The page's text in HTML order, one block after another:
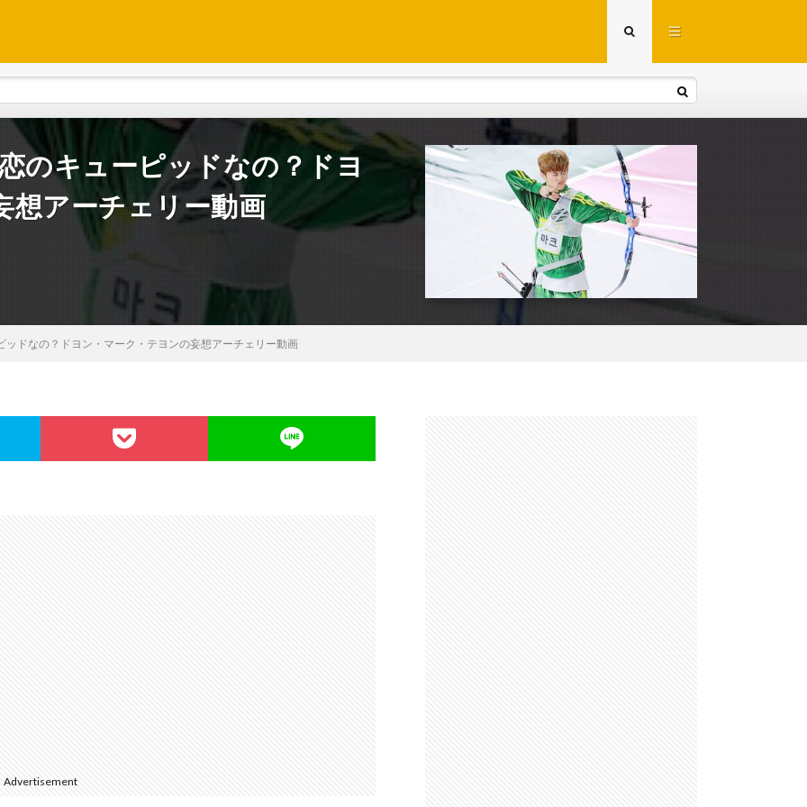
のキューピッドなの？ドヨ
想アーチェリー動画
ッドなの？ドヨン・マーク・テヨンの妄想アーチェリー動画
Advertisement